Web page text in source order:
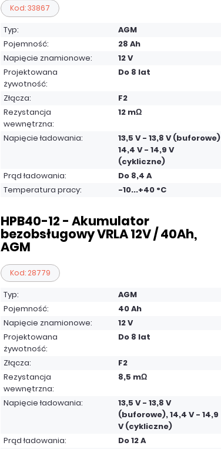
Kod: 33867
Typ:
AGM
Pojemność:
28 Ah
Napięcie znamionowe:
12 V
Projektowana
żywotność:
Do 8 lat
Złącza:
F2
Rezystancja
wewnętrzna:
12 mΩ
Napięcie ładowania:
13,5 V - 13,8 V (buforowe)
14,4 V - 14,9 V
(cykliczne)
Prąd ładowania:
Do 8,4 A
Temperatura pracy:
-10...+40 °C
HPB40-12 - Akumulator
bezobsługowy VRLA 12V / 40Ah,
AGM
Kod: 28779
Typ:
AGM
Pojemność:
40 Ah
Napięcie znamionowe:
12 V
Projektowana
żywotność:
Do 8 lat
Złącza:
F2
Rezystancja
wewnętrzna:
8,5 mΩ
Napięcie ładowania:
13,5 V - 13,8 V
(buforowe), 14,4 V - 14,9
V (cykliczne)
Prąd ładowania:
Do 12 A